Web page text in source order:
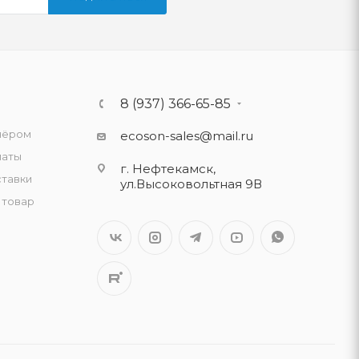
товар
8 (937) 366-65-85
ecoson-sales@mail.ru
г. Нефтекамск,
ул.Высоковольтная 9В